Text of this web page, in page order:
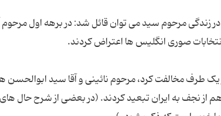
زندگی مرحوم سید می توان قائل شد: در برهه اول
طرف مخالفت کرد، مرحوم نائینی و آقا سید ابوالحسن
هم از نجف به ایران تبعید کردند. (در بعضی از شرح